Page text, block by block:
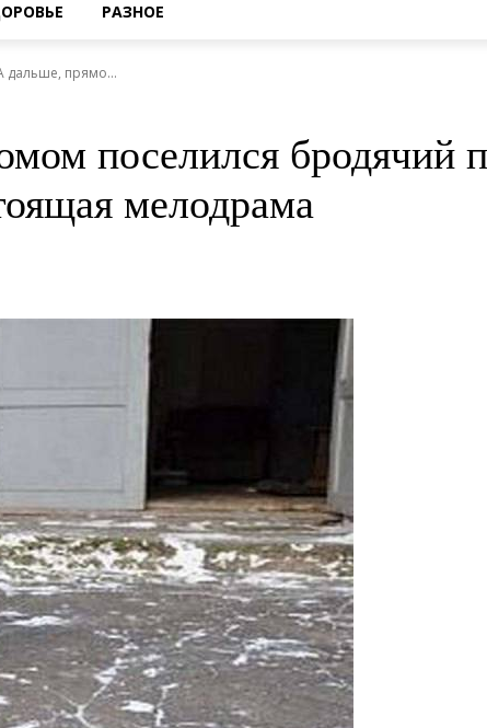
РАЗНОЕ
дальше, прямо...
поселился бродячий
мелодрама